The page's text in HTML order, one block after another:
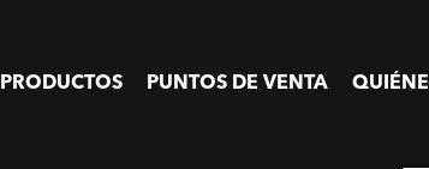
PRODUCTOS PUNTOS DE VENTA